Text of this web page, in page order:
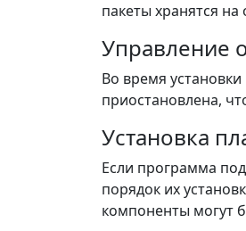
пакеты хранятся
Управление
Во время
приостановлена,
Установка
Если программа
порядок их
компоненты могут